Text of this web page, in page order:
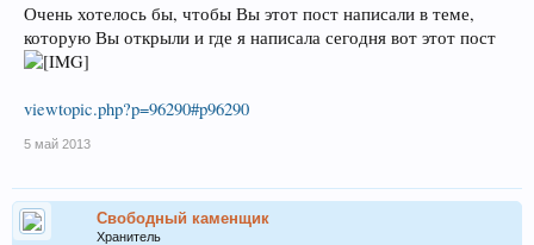
Очень хотелось бы, чтобы Вы этот пост написали в теме,
которую Вы открыли и где я написала сегодня вот этот пост
viewtopic.php?p=96290#p96290
5 май 2013
Свободный каменщик
Хранитель